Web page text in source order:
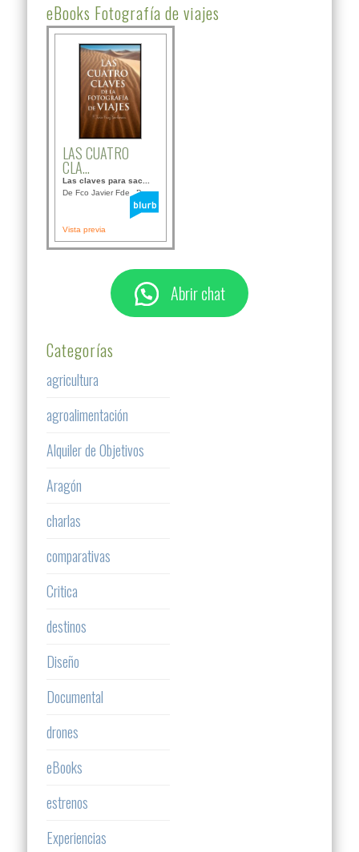
eBooks Fotografía de viajes
LAS CUATRO
CLA...
Las claves para sac...
De Fco Javier Fdez B...
Vista previa
Abrir chat
Categorías
agricultura
agroalimentación
Alquiler de Objetivos
Aragón
charlas
comparativas
Critica
destinos
Diseño
Documental
drones
eBooks
estrenos
Experiencias